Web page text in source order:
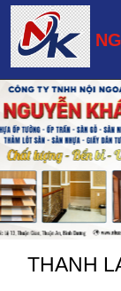
THANH